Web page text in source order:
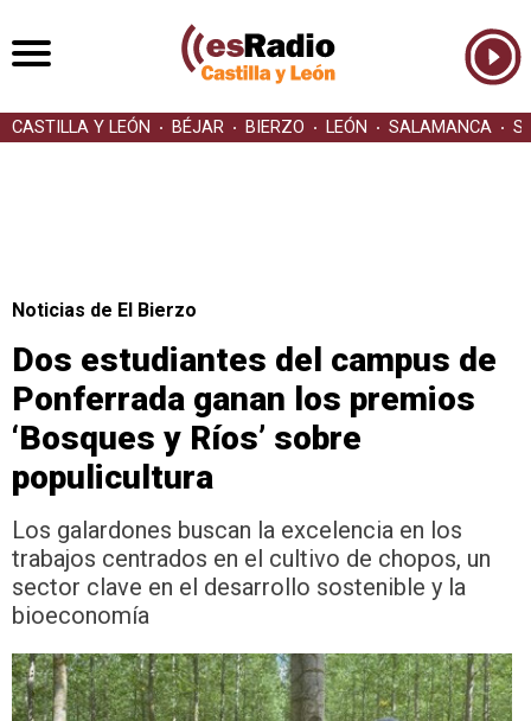
CASTILLA Y LEÓN BÉJAR BIERZO LEÓN SALAMANCA
Noticias de El Bierzo
Dos estudiantes del campus de
Ponferrada ganan los premios
‘Bosques y Ríos’ sobre
populicultura
Los galardones buscan la excelencia en los
trabajos centrados en el cultivo de chopos, un
sector clave en el desarrollo sostenible y la
bioeconomía